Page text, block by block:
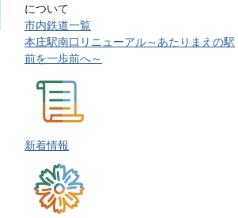
について
市内鉄道一覧
本庄駅南口リニューアル～あたりまえの駅
前を一歩前へ～
新着情報